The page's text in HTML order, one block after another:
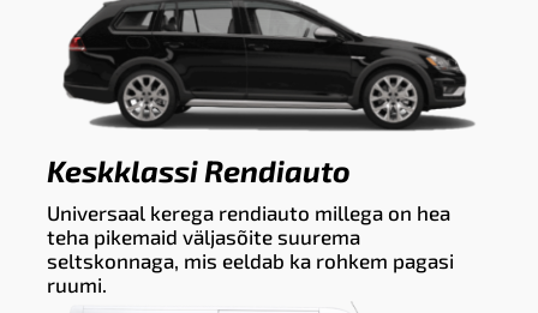
Keskklassi Rendiauto
Universaal kerega rendiauto millega on hea
teha pikemaid väljasõite suurema
seltskonnaga, mis eeldab ka rohkem pagasi
ruumi.